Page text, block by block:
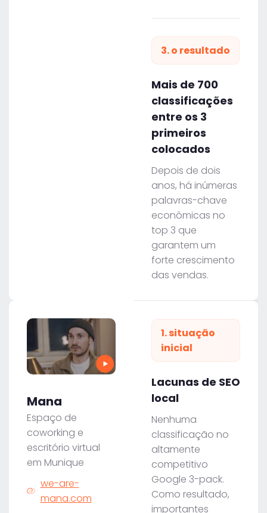
3. o resultado
Mais de 700
classificações
entre os 3
primeiros
colocados
Depois de dois
anos, há inúmeras
palavras-chave
econômicas no
top 3 que
garantem um
forte crescimento
das vendas.
1. situação
inicial
Lacunas de SEO
local
Nenhuma
classificação no
altamente
competitivo
Google 3-pack.
Como resultado,
importantes
Mana
Espaço de
coworking e
escritório virtual
em Munique
we-are-
mana.com